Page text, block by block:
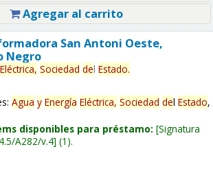
Agregar al carrito
San Antoni Oeste,
Negro
Eléctrica, Sociedad del Estado.
Agua y Energía Eléctrica, Sociedad del Estado,
disponibles para préstamo: Signatura
A282/v.4 (1).